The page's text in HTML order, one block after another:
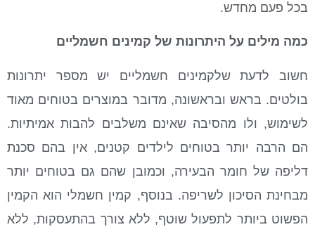
בכל פעם מחדש.
כמה מילים על היתרונות של קמינים חשמליים
חשוב לדעת שלקמינים חשמליים יש מספר יתרונות
בולטים. בראש ובראשונה, מדובר במוצרים בטוחים מאוד
לשימוש, ולו מהסיבה שאינם משלבים להבות אמיתיות.
הם הרבה יותר בטוחים לילדים קטנים, אין בהם סכנת
דליפה של חומר הבעירה, וכמובן שהם גם בטוחים יותר
מבחינת הסיכון לשריפה. בנוסף, קמין חשמלי הוא הקמין
הפשוט ביותר לתפעול שוטף, ללא צורך בהתעסקות, ללא